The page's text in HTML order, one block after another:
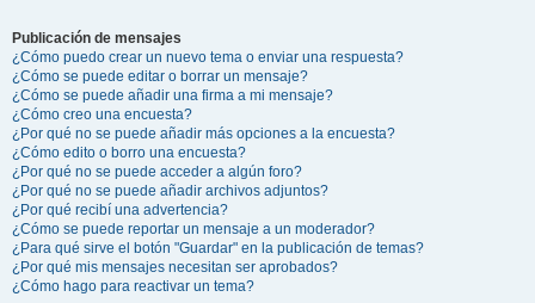
Publicación de mensajes
¿Cómo puedo crear un nuevo tema o enviar una respuesta?
¿Cómo se puede editar o borrar un mensaje?
¿Cómo se puede añadir una firma a mi mensaje?
¿Cómo creo una encuesta?
¿Por qué no se puede añadir más opciones a la encuesta?
¿Cómo edito o borro una encuesta?
¿Por qué no se puede acceder a algún foro?
¿Por qué no se puede añadir archivos adjuntos?
¿Por qué recibí una advertencia?
¿Cómo se puede reportar un mensaje a un moderador?
¿Para qué sirve el botón "Guardar" en la publicación de temas?
¿Por qué mis mensajes necesitan ser aprobados?
¿Cómo hago para reactivar un tema?